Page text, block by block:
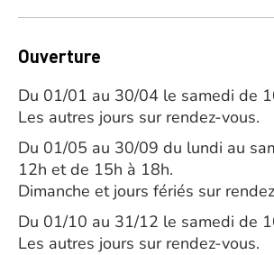
Ouverture
Du 01/01 au 30/04 le samedi de
Les autres jours sur rendez-vous.
Du 01/05 au 30/09 du lundi au
12h et de 15h à 18h.
Dimanche et jours fériés sur
Du 01/10 au 31/12 le samedi de
Les autres jours sur rendez-vous.